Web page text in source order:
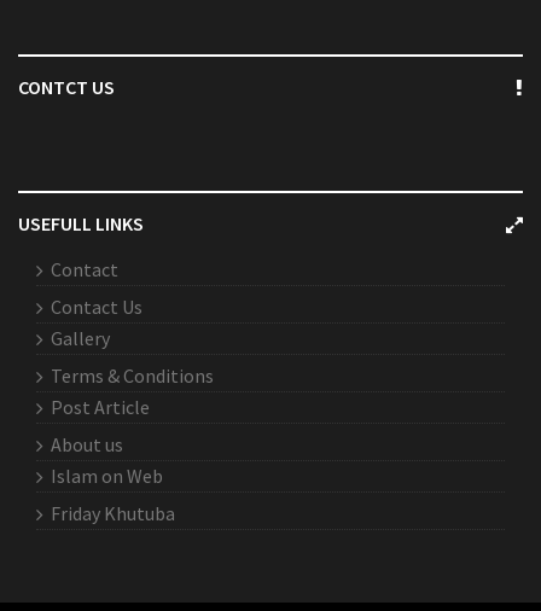
CONTCT US
USEFULL LINKS
Contact
Contact Us
Gallery
Terms & Conditions
Post Article
About us
Islam on Web
Friday Khutuba